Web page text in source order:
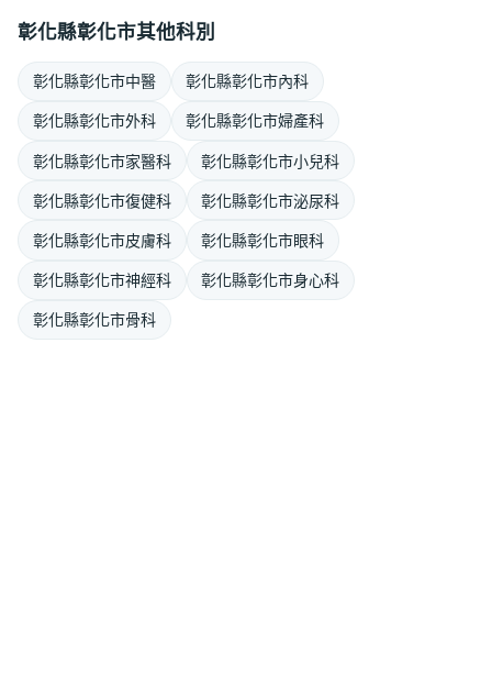
彰化縣彰化市其他科別
彰化縣彰化市中醫 彰化縣彰化市內科
彰化縣彰化市外科 彰化縣彰化市婦產科
彰化縣彰化市家醫科 彰化縣彰化市小兒科
彰化縣彰化市復健科 彰化縣彰化市泌尿科
彰化縣彰化市皮膚科 彰化縣彰化市眼科
彰化縣彰化市神經科 彰化縣彰化市身心科
彰化縣彰化市骨科